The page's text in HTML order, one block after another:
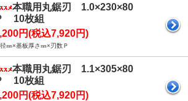
本職用丸鋸刃 1.0×230×80
10枚組
円(税込7,920円)
㎜×基板厚さ㎜×刃数Ｐ
本職用丸鋸刃 1.1×305×80
10枚組
円(税込7,920円)